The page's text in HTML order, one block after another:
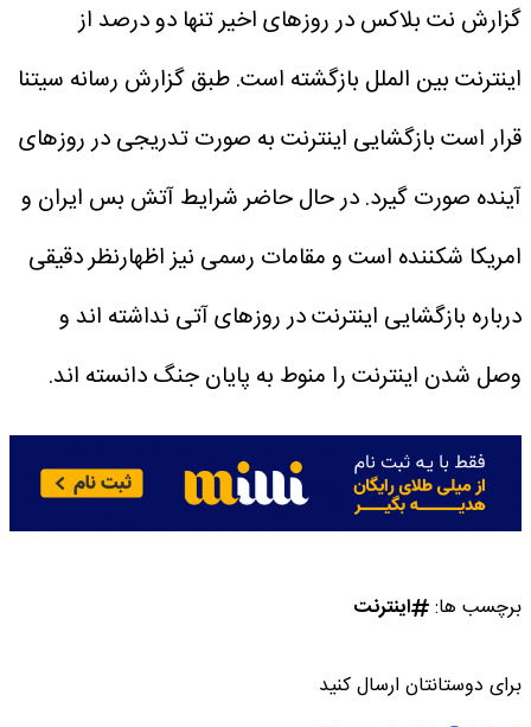
گزارش نت بلاکس در روزهای اخیر تنها دو درصد از
اینترنت بین الملل بازگشته است.طبق گزارش رسانه سیتنا
قرار است بازگشایی اینترنت به صورت تدریجی در روزهای
آینده صورت گیرد.در حال حاضر شرایط آتش بس ایران و
امریکا شکننده است و مقامات رسمی نیز اظهارنظر دقیقی
درباره بازگشایی اینترنت در روزهای آتی نداشته اند و
وصل شدن اینترنت را منوط به پایان جنگ دانسته اند.
برچسب ها: اینترنت
برای دوستانتان ارسال کنید